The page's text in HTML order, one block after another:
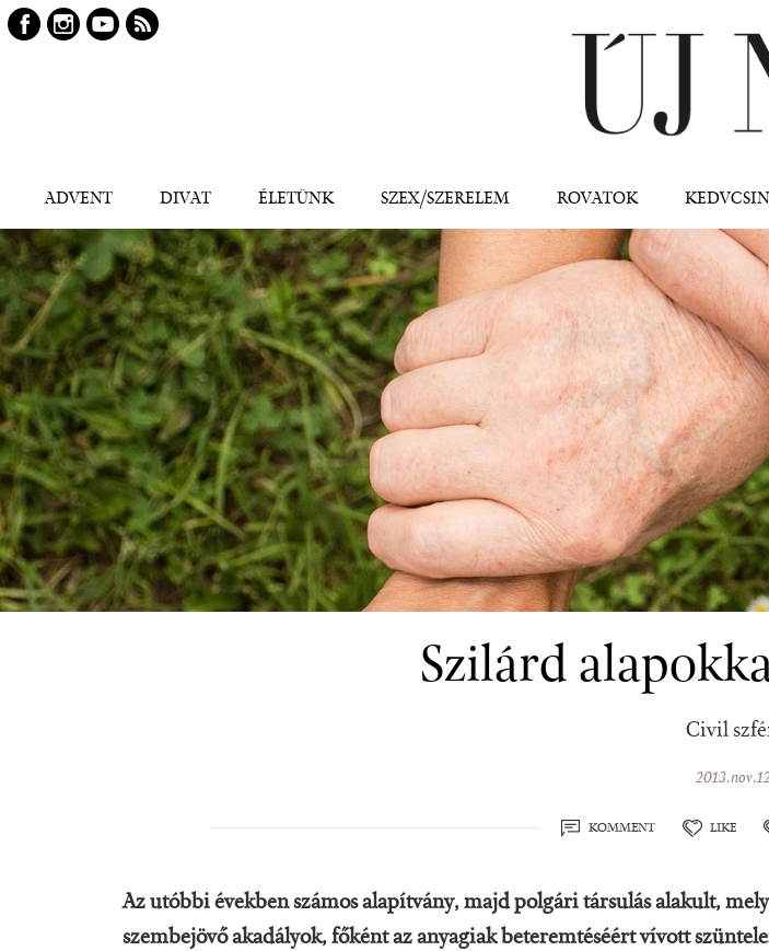
ADVENT DIVAT ÉLETÜNK SZEX/SZERELEM ROVATOK
Szilárd
Civil
KOMMENT LIKE
Az utóbbi években számos alapítvány, majd polgári társulás alakult,
szembejövő akadályok, főként az anyagiak beteremtéséért vívott